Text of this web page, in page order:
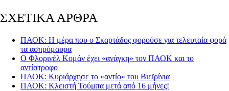
ΣΧΕΤΙΚΑ ΑΡΘΡΑ
ΠΑΟΚ: Η μέρα που ο Σκαρτάδος φορούσε για τελευταία φορά
τα ασπρόμαυρα
Ο Φλορινέλ Κομάν έχει «ανάγκη» τον ΠΑΟΚ και το
αντίστροφο
ΠΑΟΚ: Κυριάρχησε το «αντίο» του Βιεϊρίνια
ΠΑΟΚ: Κλειστή Τούμπα μετά από 16 μήνες!